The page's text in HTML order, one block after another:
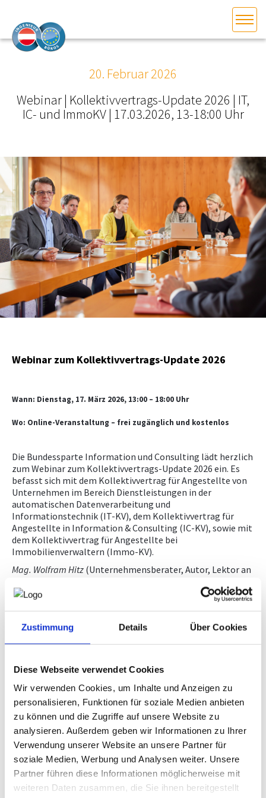
Zustimmung Details Über Cookies
Diese Webseite verwendet Cookies
Wir verwenden Cookies, um Inhalte und Anzeigen zu
personalisieren, Funktionen für soziale Medien anbieten
zu können und die Zugriffe auf unsere Website zu
analysieren. Außerdem geben wir Informationen zu Ihrer
Verwendung unserer Website an unsere Partner für
soziale Medien, Werbung und Analysen weiter. Unsere
Partner führen diese Informationen möglicherweise mit
weiteren Daten zusammen, die Sie ihnen bereitgestellt
DAS INGENIEURBÜRO
INTERESSEN­VERTRETUNG
MITGLIEDER­VERZEICHNIS
SERVICE
KONTAKT
NEWS
PRÜFING
WETTBEWERBE
20. Februar 2026
Webinar | Kollektivvertrags-Update 2026 | IT,
IC- und ImmoKV | 17.03.2026, 13-18:00 Uhr
Webinar zum Kollektivvertrags-Update 2026
Wann: Dienstag, 17. März 2026, 13:00 – 18:00 Uhr
Wo: Online-Veranstaltung – frei zugänglich und kostenlos
Die Bundessparte Information und Consulting lädt herzlich
zum Webinar zum Kollektivvertrags-Update 2026 ein. Es
befasst sich mit dem Kollektivvertrag für Angestellte von
Unternehmen im Bereich Dienstleistungen in der
automatischen Datenverarbeitung und
Informationstechnik (IT-KV), dem Kollektivvertrag für
Angestellte in Information & Consulting (IC-KV), sowie mit
dem Kollektivvertrag für Angestellte bei
Immobilienverwaltern (Immo-KV).
Mag. Wolfram Hitz (Unternehmensberater, Autor, Lektor an
der WKW, Co-Herausgeber der Kollektivvertragsdatenbank
KomKo) wird diese Kollektivverträge im Detail beleuchten.
Die Referentin der Bundessparte Information und
MMag. Ulrike Ungler-Gottschlich MA
ergänzend ein KV-Update 2026 geben und die bereits
In den beiden anderen Kollektivverträgen hat es mit Stand
17.02.2026 noch keine Abschlüsse gegeben. Sollten sich bis
zur Abhaltung des Webinars rahmenrechtliche Änderungen
abzeichnen oder ein Abschluss erzielt worden sein, werden
diese aktuellen Entwicklungen selbstverständlich
ebenfalls aufgegriffen.
Ablauf:
13.00 - 14.30h: IT-KV